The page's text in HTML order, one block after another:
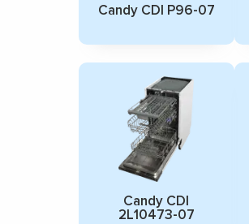
Candy CDI P96-07
Candy CDI
2L10473-07